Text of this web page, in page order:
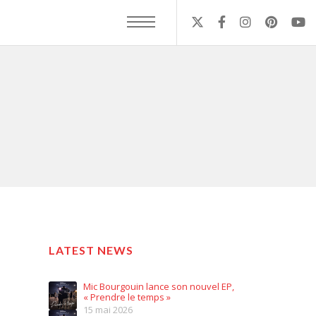
LATEST NEWS
Mic Bourgouin lance son nouvel EP,
« Prendre le temps »
15 mai 2026